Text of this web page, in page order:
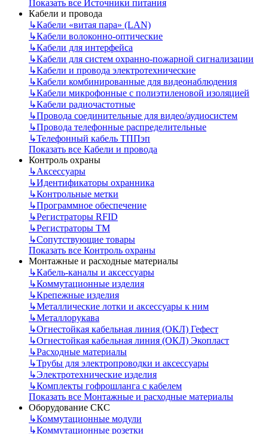
Показать все Источники питания
Кабели и провода
↳Кабели «витая пара» (LAN)
↳Кабели волоконно-оптические
↳Кабели для интерфейса
↳Кабели для систем охранно-пожарной сигнализации
↳Кабели и провода электротехнические
↳Кабели комбинированные для видеонаблюдения
↳Кабели микрофонные с полиэтиленовой изоляцией
↳Кабели радиочастотные
↳Провода соединительные для видео/аудиосистем
↳Провода телефонные распределительные
↳Телефонный кабель ТППэп
Показать все Кабели и провода
Контроль охраны
↳Аксессуары
↳Идентификаторы охранника
↳Контрольные метки
↳Программное обеспечение
↳Регистраторы RFID
↳Регистраторы ТМ
↳Сопутствующие товары
Показать все Контроль охраны
Монтажные и расходные материалы
↳Кабель-каналы и аксессуары
↳Коммутационные изделия
↳Крепежные изделия
↳Металлические лотки и аксессуары к ним
↳Металлорукава
↳Огнестойкая кабельная линия (ОКЛ) Гефест
↳Огнестойкая кабельная линия (ОКЛ) Экопласт
↳Расходные материалы
↳Трубы для электропроводки и аксессуары
↳Электротехнические изделия
↳Комплекты гофрошланга с кабелем
Показать все Монтажные и расходные материалы
Оборудование СКС
↳Коммутационные модули
↳Коммутационные розетки